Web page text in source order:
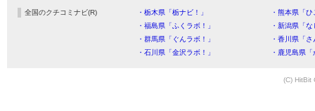
全国のクチコミナビ(R) ・栃木県「栃ナビ！」
・熊本県「
・福島県「ふくラボ！」
・新潟県「
・群馬県「ぐんラボ！」
・香川県「
・石川県「金沢ラボ！」
・鹿児島県
(C) HitBit